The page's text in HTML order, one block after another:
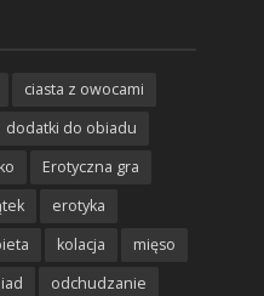
ciasta z owocami
dodatki do obiadu
Erotyczna gra
erotyka
kolacja
mięso
odchudzanie